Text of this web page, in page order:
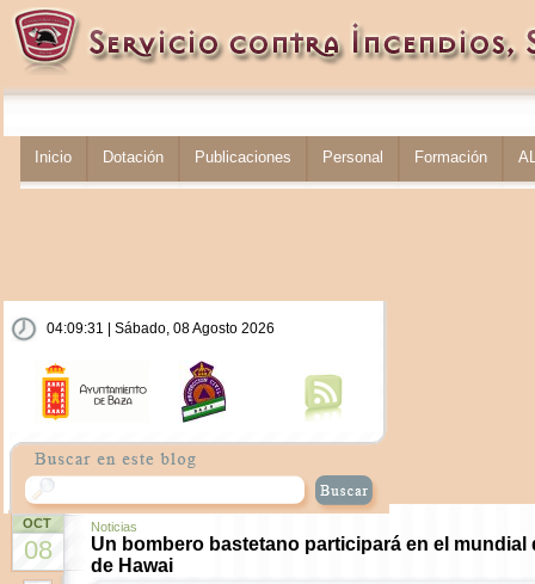
Inicio Dotación Publicaciones Personal Formación
04:09:32 | Sábado, 08 Agosto 2026
OCT
08
Noticias
Un bombero bastetano participará en el mundial
de Hawai